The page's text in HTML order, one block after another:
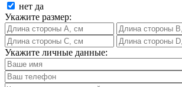
нет да
Укажите размер:
Укажите личные данные: